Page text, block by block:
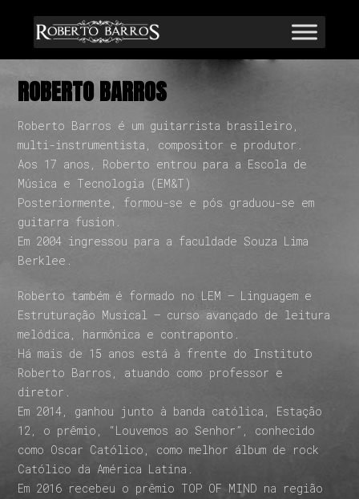
ROBERTO BARROS
Roberto Barros é um guitarrista brasileiro,
multi-instrumentista, compositor e produtor.
Aos 17 anos, Roberto entrou para a Escola de
Música e Tecnologia (EM&T)
Posteriormente, formou-se e pós graduou-se em
guitarra fusion.
Em 2004 ingressou para a faculdade Souza Lima
Berklee.
Roberto também é formado no LEM – Linguagem e
Estruturação Musical – curso avançado de leitura
melódica, harmônica e contraponto.
Há mais de 15 anos está à frente do Instituto
Roberto Barros, atuando como professor e
diretor.
Em 2014, ganhou junto à banda católica, Estação
12, o prêmio, “Louvemos ao Senhor”, conhecido
como Oscar Católico, como melhor álbum de rock
Católico da América Latina.
Em 2016 recebeu o prêmio TOP OF MIND na região